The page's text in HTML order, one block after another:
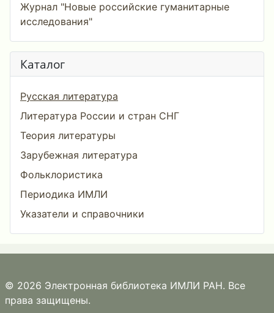
Журнал "Новые российские гуманитарные
исследования"
Каталог
Русская литература
Литература России и стран СНГ
Теория литературы
Зарубежная литература
Фольклористика
Периодика ИМЛИ
Указатели и справочники
© 2026 Электронная библиотека ИМЛИ РАН. Все
права защищены.